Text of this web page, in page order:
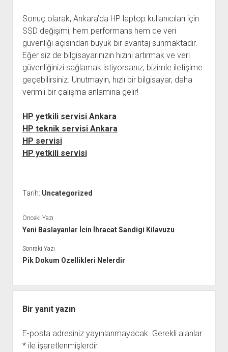
Sonuç olarak, Ankara’da HP laptop kullanıcıları için
SSD değişimi, hem performans hem de veri
güvenliği açısından büyük bir avantaj sunmaktadır.
Eğer siz de bilgisayarınızın hızını artırmak ve veri
güvenliğinizi sağlamak istiyorsanız, bizimle iletişime
geçebilirsiniz. Unutmayın, hızlı bir bilgisayar, daha
verimli bir çalışma anlamına gelir!
HP yetkili servisi Ankara
HP teknik servisi Ankara
HP servisi
HP yetkili servisi
Tarih: Uncategorized
Önceki Yazı
Yeni Baslayanlar İcin İhracat Sandigi Kilavuzu
Sonraki Yazı
Pik Dokum Ozellikleri Nelerdir
Bir yanıt yazın
E-posta adresiniz yayınlanmayacak. Gerekli alanlar
*ile işaretlenmişlerdir